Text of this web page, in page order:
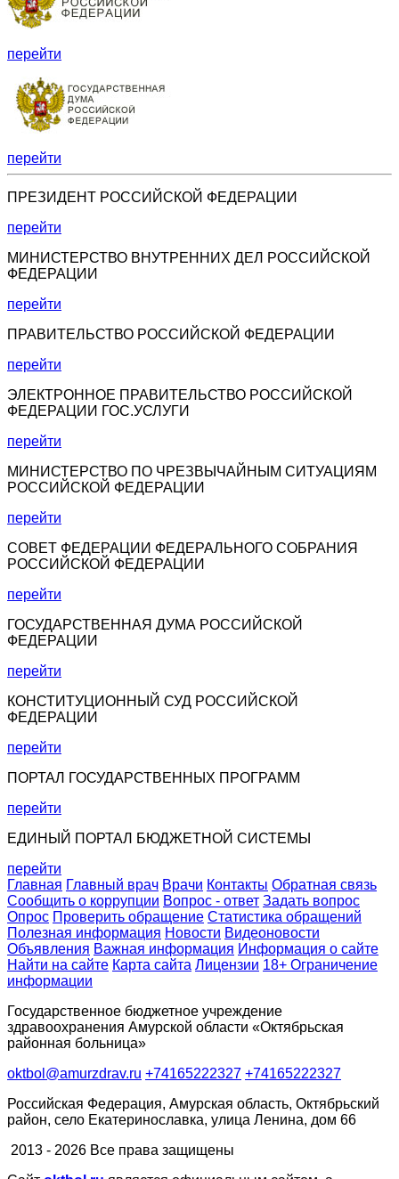
перейти
перейти
ПРЕЗИДЕНТ РОССИЙСКОЙ ФЕДЕРАЦИИ
перейти
МИНИСТЕРСТВО ВНУТРЕННИХ ДЕЛ РОССИЙСКОЙ
ФЕДЕРАЦИИ
перейти
ПРАВИТЕЛЬСТВО РОССИЙСКОЙ ФЕДЕРАЦИИ
перейти
ЭЛЕКТРОННОЕ ПРАВИТЕЛЬСТВО РОССИЙСКОЙ
ФЕДЕРАЦИИ ГОС.УСЛУГИ
перейти
МИНИСТЕРСТВО ПО ЧРЕЗВЫЧАЙНЫМ СИТУАЦИЯМ
РОССИЙСКОЙ ФЕДЕРАЦИИ
перейти
СОВЕТ ФЕДЕРАЦИИ ФЕДЕРАЛЬНОГО СОБРАНИЯ
РОССИЙСКОЙ ФЕДЕРАЦИИ
перейти
ГОСУДАРСТВЕННАЯ ДУМА РОССИЙСКОЙ
ФЕДЕРАЦИИ
перейти
КОНСТИТУЦИОННЫЙ СУД РОССИЙСКОЙ
ФЕДЕРАЦИИ
перейти
ПОРТАЛ ГОСУДАРСТВЕННЫХ ПРОГРАММ
перейти
ЕДИНЫЙ ПОРТАЛ БЮДЖЕТНОЙ СИСТЕМЫ
перейти
Главная Главный врач Врачи Контакты Обратная связь
Сообщить о коррупции Вопрос - ответ Задать вопрос
Опрос Проверить обращение Статистика обращений
Полезная информация Новости Видеоновости
Объявления Важная информация Информация о сайте
Найти на сайте Карта сайта Лицензии 18+ Ограничение
информации
Государственное бюджетное учреждение
здравоохранения Амурской области «Октябрьская
районная больница»
oktbol@amurzdrav.ru +74165222327 +74165222327
Российская Федерация, Амурская область, Октябрьский
район, село Екатеринославка, улица Ленина, дом 66
2013 - 2026 Все права защищены